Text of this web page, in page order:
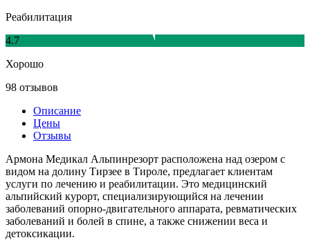
Реабилитация
4.7
Хорошо
98 отзывов
Описание
Цены
Отзывы
Армона Медикал Альпинрезорт расположена над озером с
видом на долину Тирзее в Тироле, предлагает клиентам
услуги по лечению и реабилитации. Это медицинский
альпийский курорт, специализирующийся на лечении
заболеваний опорно-двигательного аппарата, ревматических
заболеваний и болей в спине, а также снижении веса и
детоксикации.